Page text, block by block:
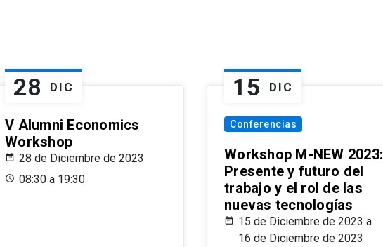
28 DIC
V Alumni Economics
Workshop
28 de Diciembre de 2023
08:30 a 19:30
15 DIC
Conferencias
Workshop M-NEW 2023:
Presente y futuro del
trabajo y el rol de las
nuevas tecnologías
15 de Diciembre de 2023 a
16 de Diciembre de 2023